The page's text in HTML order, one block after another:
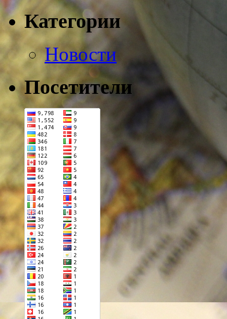
Категории
Новости
Посетители